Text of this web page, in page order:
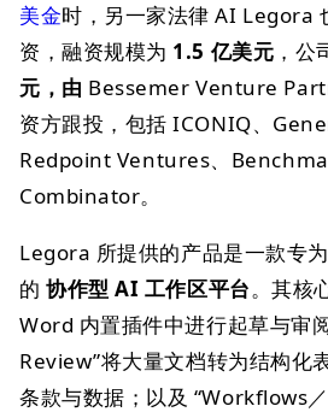
美金时，另一家法律 AI Legora
资，融资规模为 1.5 亿美元 ，公
元，由 Bessemer Venture
资方跟投，包括 ICONIQ、
Redpoint Ventures、
Combinator。
Legora 所提供的产品是一款专
的协作型 AI 工作区平台。其核
Word 内置插件中进行起草与审
Review”将大量文档转为结构化
条款与数据；以及 “Workflows